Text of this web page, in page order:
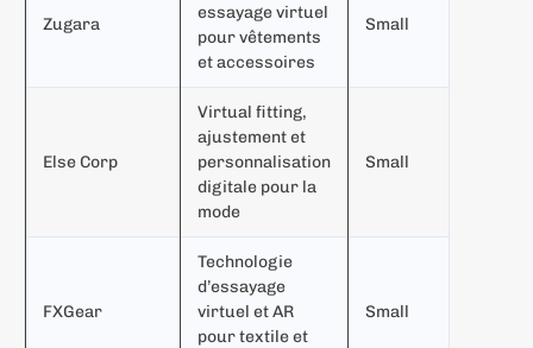
Zugara
essayage virtuel
pour vêtements
et accessoires
Small
Else Corp
Virtual fitting,
ajustement et
personnalisation
digitale pour la
mode
Small
FXGear
Technologie
d’essayage
virtuel et AR
pour textile et
Small